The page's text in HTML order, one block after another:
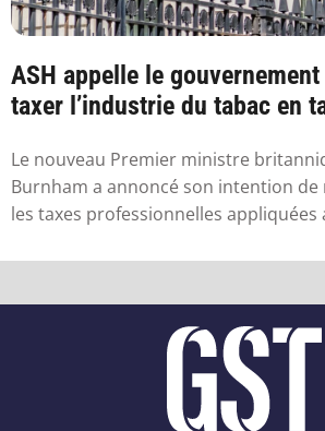
ASH appelle le
taxer l’industrie du tabac en
Le nouveau Premier ministre
Burnham a annoncé son intention de
les taxes professionnelles appliquées